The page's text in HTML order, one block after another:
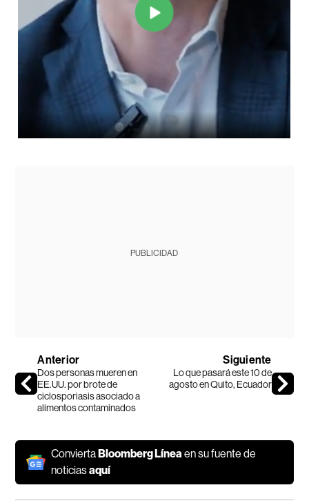
PUBLICIDAD
Anterior
Dos personas mueren en
EE.UU. por brote de
ciclosporiasis asociado a
alimentos contaminados
Siguiente
Lo que pasará este 10 de
agosto en Quito, Ecuador
ConviertaBloomberg Líneaen su fuente de
noticiasaquí